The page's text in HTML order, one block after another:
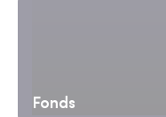
Fonds